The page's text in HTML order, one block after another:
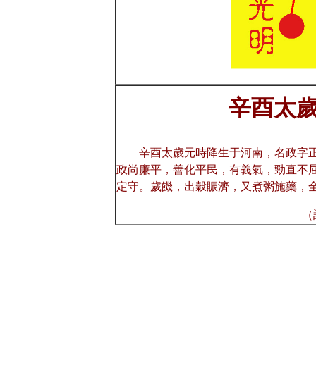
辛酉太
辛酉太歲元時降生于河南，名政字
政尚廉平，善化平民，有義氣，勁直不
定守。歲饑，出穀賑濟，又煮粥施藥，